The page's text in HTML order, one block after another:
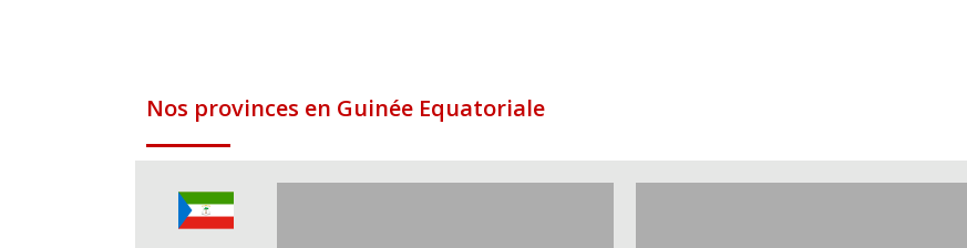
Nos provinces en Guinée Equatoriale